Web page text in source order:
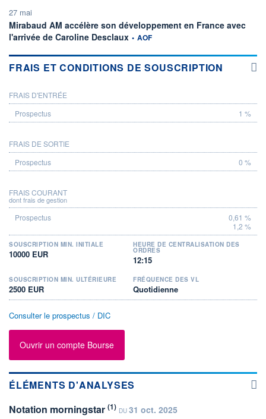
27 mai
Mirabaud AM accélère son développement en France avec
l'arrivée de Caroline Desclauxinformation fournie par
• AOF
FRAIS ET CONDITIONS DE SOUSCRIPTION
PROSPECTUS
FRAIS D'ENTRÉE
1 %
FRAIS DE SORTIE
0 %
FRAIS COURANT
dont frais de gestion
0,61 %
1,2 %
SOUSCRIPTION MIN. INITIALE
10000 EUR
HEURE DE CENTRALISATION DES
ORDRES
12:15
SOUSCRIPTION MIN. ULTÉRIEURE
2500 EUR
FRÉQUENCE DES VL
Quotidienne
Consulter le prospectus / DIC
Ouvrir un compte Bourse
ÉLÉMENTS D'ANALYSES
Notation morningstar (1) DU 31 oct. 2025